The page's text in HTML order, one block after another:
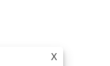
X